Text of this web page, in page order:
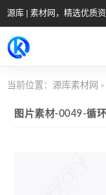
源库 | 素材网，精选优质
当前位置： 源库素材网 >
图片素材-0049-循